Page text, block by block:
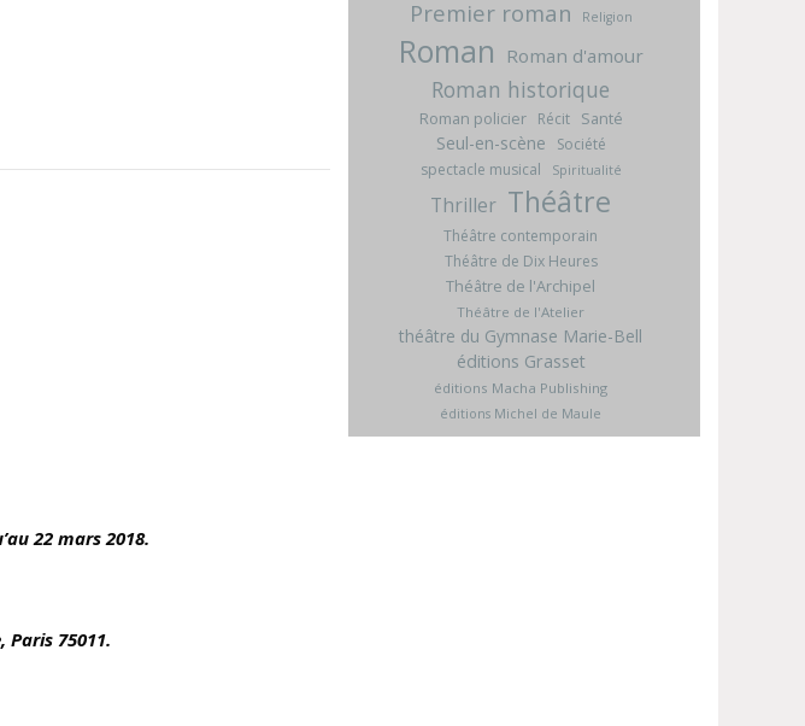
22 mars 2018.
Paris 75011.
Premier roman Religion
Roman Roman d'amour
Roman historique
Roman policier Récit Santé
Seul-en-scène
Société
spectacle musical
Spiritualité
Thriller Théâtre
Théâtre contemporain
Théâtre de Dix Heures
Théâtre de l'Archipel
Théâtre de l'Atelier
théâtre du Gymnase Marie-Bell
éditions Grasset
éditions Macha Publishing
éditions Michel de Maule